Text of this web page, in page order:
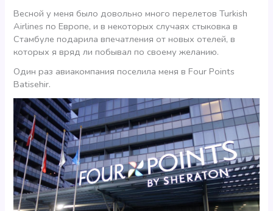
Весной у меня было довольно много перелетов Turkish
Airlines по Европе, и в некоторых случаях стыковка в
Стамбуле подарила впечатления от новых отелей, в
которых я вряд ли побывал по своему желанию.
Один раз авиакомпания поселила меня в Four Points
Batisehir.